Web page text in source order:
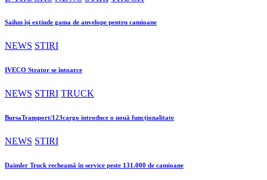
Sailun își extinde gama de anvelope pentru camioane
NEWS STIRI
IVECO Strator se întoarce
NEWS STIRI TRUCK
BursaTransport/123cargo introduce o nouă funcționalitate
NEWS STIRI
Daimler Truck recheamă în service peste 131.000 de camioane